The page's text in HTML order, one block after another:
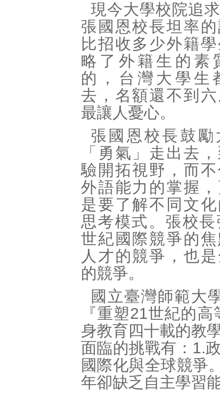
現今大學校院追
張國恩校長坦率
比招收多少外籍
略了外籍生的素
的，台灣大學生
去，名額還不到
最讓人憂心。
張國恩校長鼓勵
「勇氣」走出去
驗開拓視野，而
外語能力的掌握
是要了解不同文
思考模式。張校
世紀國際競爭的
人才的競爭，也
的競爭。
國立臺灣師範大
『重塑21世紀的
身教育四十載的教
面臨的挑戰有：1.
國際化與全球競爭
年卻缺乏自主學習